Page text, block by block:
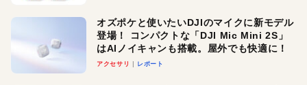
オズポケと使いたいDJIのマイクに新モデル
登場！ コンパクトな「DJI Mic Mini 2S」
はAIノイキャンも搭載。屋外でも快適に！
アクセサリ レポート